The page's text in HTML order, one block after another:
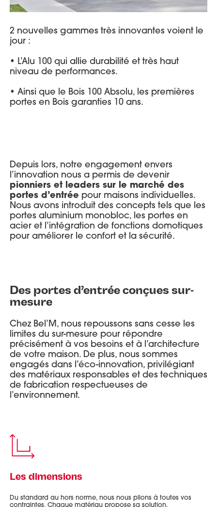
2 nouvelles gammes très innovantes voient le
jour :
• L’Alu 100 qui allie durabilité et très haut
niveau de performances.
• Ainsi que le Bois 100 Absolu, les premières
portes en Bois garanties 10 ans.
Depuis lors, notre engagement envers
l’innovation nous a permis de devenir
pionniers et leaders sur le marché des
portes d’entrée pour maisons individuelles.
Nous avons introduit des concepts tels que les
portes aluminium monobloc, les portes en
acier et l’intégration de fonctions domotiques
pour améliorer le confort et la sécurité.
Des portes d’entrée conçues sur-
mesure
Chez Bel’M, nous repoussons sans cesse les
limites du sur-mesure pour répondre
précisément à vos besoins et à l’architecture
de votre maison. De plus, nous sommes
engagés dans l’éco-innovation, privilégiant
des matériaux responsables et des techniques
de fabrication respectueuses de
l’environnement.
Les dimensions
Du standard au hors norme, nous nous plions à toutes vos
contraintes. Chaque matériau propose sa solution.